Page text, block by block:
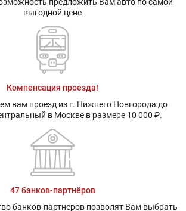
предложить Вам авто по самой
выгодной цене
Компенсация проезда!
вам проезд из г. Нижнего Новгорода до
в Москве в размере 10 000 ₽.
47 банков-партнёров
банков-партнеров позволят Вам выбрать